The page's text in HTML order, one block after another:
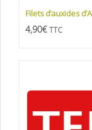
Filets d’auxides
4,90€ TTC